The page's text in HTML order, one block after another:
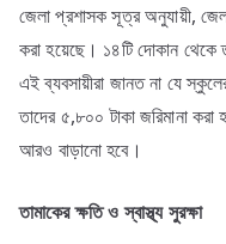
জেলা প্রশাসক সূত্র অনুযায়ী,
করা হয়েছে। ১৪টি দোকান থেকে
এই ব্যবসায়ীরা জানত না যে
তাদের ৫,৮০০ টাকা জরিমানা
আরও বাড়ানো হবে।
তামাকের ক্ষতি ও স্বাস্থ্য সুরক্ষা